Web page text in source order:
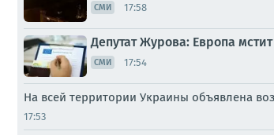
СМИ 17:58
Депутат Журова: Европа
СМИ 17:54
На всей территории Украины объявлена
17:53